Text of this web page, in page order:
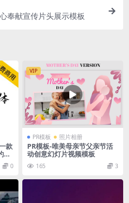
奉献宣传片头展示模板
款
而
0
VIP
PR模板 照片相册
PR模板-唯美母亲节父亲节活
动创意幻灯片视频模板
165 3